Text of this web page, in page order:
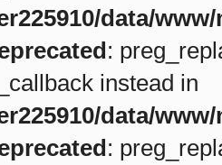
data/
:
instead in
data/
: